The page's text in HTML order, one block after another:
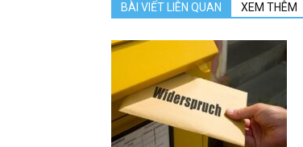
BÀI VIẾT LIÊN QUAN XEM THÊM